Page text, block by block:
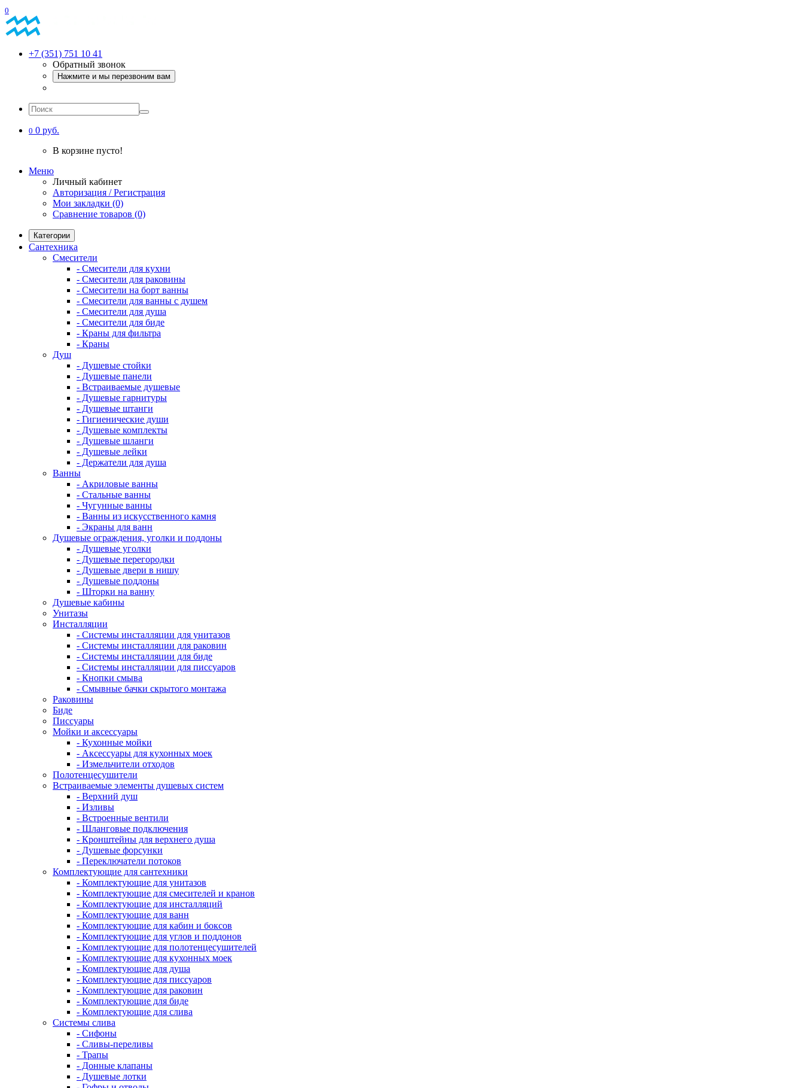
0
+7 (351) 751 10 41
Обратный звонок
Нажмите и мы перезвоним вам
0 0 руб.
В корзине пусто!
Меню
Личный кабинет
Авторизация / Регистрация
Мои закладки (0)
Сравнение товаров (0)
Категории
Сантехника
Смесители
- Смесители для кухни
- Смесители для раковины
- Смесители на борт ванны
- Смесители для ванны с душем
- Смесители для душа
- Смесители для биде
- Краны для фильтра
- Краны
Душ
- Душевые стойки
- Душевые панели
- Встраиваемые душевые
- Душевые гарнитуры
- Душевые штанги
- Гигиенические души
- Душевые комплекты
- Душевые шланги
- Душевые лейки
- Держатели для душа
Ванны
- Акриловые ванны
- Стальные ванны
- Чугунные ванны
- Ванны из искусственного камня
- Экраны для ванн
Душевые ограждения, уголки и поддоны
- Душевые уголки
- Душевые перегородки
- Душевые двери в нишу
- Душевые поддоны
- Шторки на ванну
Душевые кабины
Унитазы
Инсталляции
- Системы инсталляции для унитазов
- Системы инсталляции для раковин
- Системы инсталляции для биде
- Системы инсталляции для писсуаров
- Кнопки смыва
- Смывные бачки скрытого монтажа
Раковины
Биде
Писсуары
Мойки и аксессуары
- Кухонные мойки
- Аксессуары для кухонных моек
- Измельчители отходов
Полотенцесушители
Встраиваемые элементы душевых систем
- Верхний душ
- Изливы
- Встроенные вентили
- Шланговые подключения
- Кронштейны для верхнего душа
- Душевые форсунки
- Переключатели потоков
Комплектующие для сантехники
- Комплектующие для унитазов
- Комплектующие для смесителей и кранов
- Комплектующие для инсталляций
- Комплектующие для ванн
- Комплектующие для кабин и боксов
- Комплектующие для углов и поддонов
- Комплектующие для полотенцесушителей
- Комплектующие для кухонных моек
- Комплектующие для душа
- Комплектующие для писсуаров
- Комплектующие для раковин
- Комплектующие для биде
- Комплектующие для слива
Системы слива
- Сифоны
- Сливы-переливы
- Трапы
- Донные клапаны
- Душевые лотки